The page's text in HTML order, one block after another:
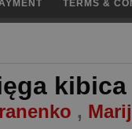
TERMS &
kibica
,